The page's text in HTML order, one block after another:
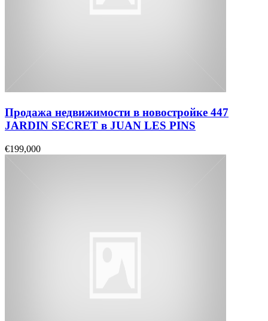
Продажа недвижимости в новостройке 447
JARDIN SECRET в JUAN LES PINS
€199,000